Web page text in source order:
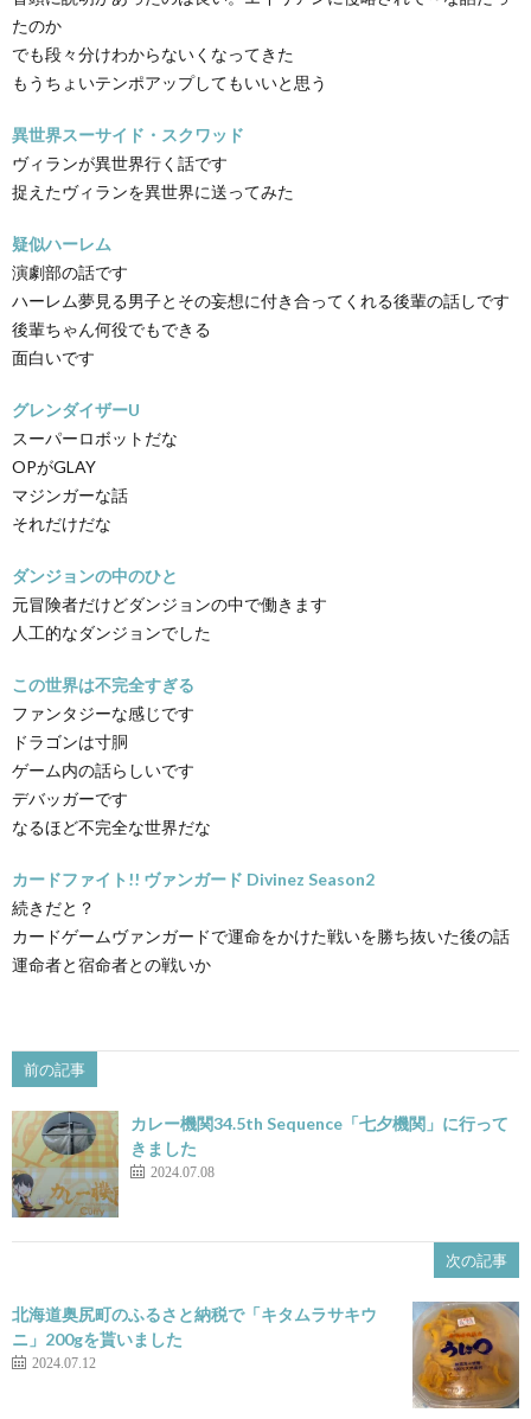
たのか
でも段々分けわからないくなってきた
もうちょいテンポアップしてもいいと思う
異世界スーサイド・スクワッド
ヴィランが異世界行く話です
捉えたヴィランを異世界に送ってみた
疑似ハーレム
演劇部の話です
ハーレム夢見る男子とその妄想に付き合ってくれる後輩の話しです
後輩ちゃん何役でもできる
面白いです
グレンダイザーU
スーパーロボットだな
OPがGLAY
マジンガーな話
それだけだな
ダンジョンの中のひと
元冒険者だけどダンジョンの中で働きます
人工的なダンジョンでした
この世界は不完全すぎる
ファンタジーな感じです
ドラゴンは寸胴
ゲーム内の話らしいです
デバッガーです
なるほど不完全な世界だな
カードファイト!! ヴァンガード Divinez Season2
続きだと？
カードゲームヴァンガードで運命をかけた戦いを勝ち抜いた後の話
運命者と宿命者との戦いか
前の記事
カレー機関34.5th Sequence「七夕機関」に行って
きました
2024.07.08
次の記事
北海道奥尻町のふるさと納税で「キタムラサキウ
ニ」200gを貰いました
2024.07.12